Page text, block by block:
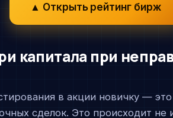
▲ Открыть рейтинг бирж
капитала при
в акции новичку —
сделок. Это происходит не